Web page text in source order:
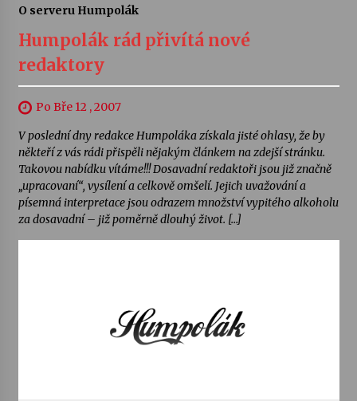
O serveru Humpolák
Humpolák rád přivítá nové
redaktory
Po Bře 12 , 2007
V poslední dny redakce Humpoláka získala jisté ohlasy, že by
někteří z vás rádi přispěli nějakým článkem na zdejší stránku.
Takovou nabídku vítáme!!! Dosavadní redaktoři jsou již značně
„upracovaní“, vysílení a celkově omšelí. Jejich uvažování a
písemná interpretace jsou odrazem množství vypitého alkoholu
za dosavadní – již poměrně dlouhý život. […]